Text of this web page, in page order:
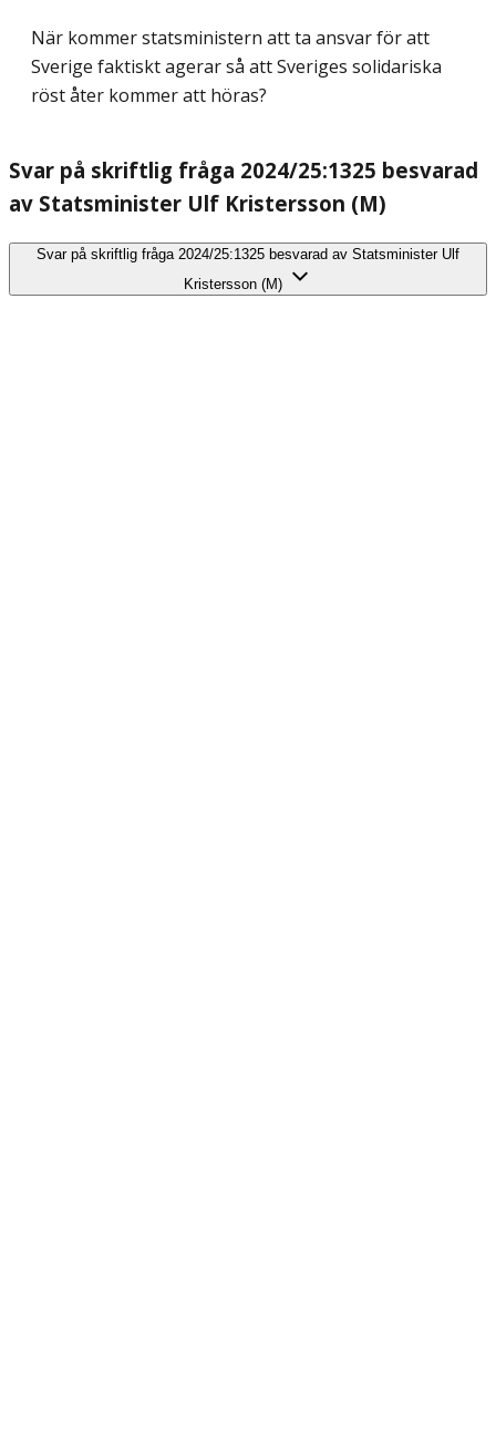
När kommer statsministern att ta ansvar för att
Sverige faktiskt agerar så att Sveriges solidariska
röst åter kommer att höras?
Svar på skriftlig fråga 2024/25:1325 besvarad
av Statsminister Ulf Kristersson (M)
Svar på skriftlig fråga 2024/25:1325 besvarad av Statsminister Ulf
Kristersson (M)